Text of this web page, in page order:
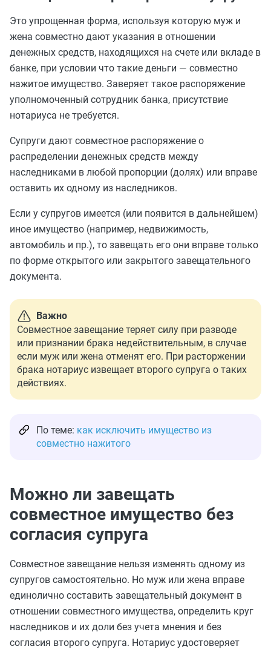
Это упрощенная форма, используя которую муж и
жена совместно дают указания в отношении
денежных средств, находящихся на счете или вкладе в
банке, при условии что такие деньги — совместно
нажитое имущество. Заверяет такое распоряжение
уполномоченный сотрудник банка, присутствие
нотариуса не требуется.
Супруги дают совместное распоряжение о
распределении денежных средств между
наследниками в любой пропорции (долях) или вправе
оставить их одному из наследников.
Если у супругов имеется (или появится в дальнейшем)
иное имущество (например, недвижимость,
автомобиль и пр.), то завещать его они вправе только
по форме открытого или закрытого завещательного
документа.
Важно
Совместное завещание теряет силу при разводе
или признании брака недействительным, в случае
если муж или жена отменят его. При расторжении
брака нотариус извещает второго супруга о таких
действиях.
По теме: как исключить имущество из
совместно нажитого
Можно ли завещать
совместное имущество без
согласия супруга
Совместное завещание нельзя изменять одному из
супругов самостоятельно. Но муж или жена вправе
единолично составить завещательный документ в
отношении совместного имущества, определить круг
наследников и их доли без учета мнения и без
согласия второго супруга. Нотариус удостоверяет